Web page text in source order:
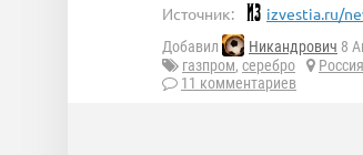
Источник: izvestia.ru/
Добавил Никандрович 8
газпром, серебро
Россия
11 комментариев